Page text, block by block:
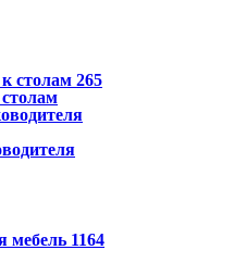
столам 265
мебель 1164